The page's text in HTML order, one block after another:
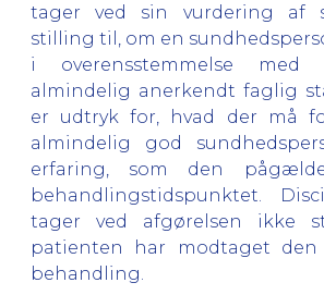
tager ved sin vurdering af
stilling til, om en
i overensstemmelse med
almindelig anerkendt faglig
er udtryk for, hvad der må
almindelig god
erfaring, som den
behandlingstidspunktet.
tager ved afgørelsen ikke
patienten har modtaget
behandling.